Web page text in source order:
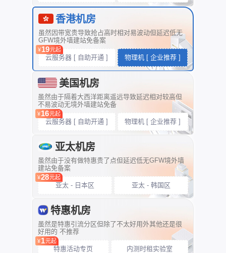
香港机房
虽然因带宽贵导致抢占高时相对易波动但延迟低无
GFW境外墙建站免备案
¥19元起
云服务器 [ 自助开通 ] 物理机 [ 企业推荐 ]
美国机房
虽然由于隔着大西洋距离遥远导致延迟相对较高但
不易波动无境外墙建站免备
¥16元起
云服务器 [ 自助开通 ] 物理机 [ 企业推荐 ]
亚太机房
虽然由于没有做特惠贵了点但延迟低无GFW境外墙
建站免备案
¥28元起
亚太 - 日本区 亚太 - 韩国区
特惠机房
虽然是特惠引流分区但除了不太好用外其他还是很
好用的 不推荐
¥1元起
特惠活动专页 内测时租实验室